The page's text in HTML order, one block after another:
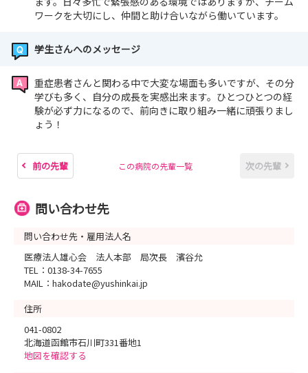
ワークを大切にし、仲間と助け合いながら働いています。
学生さんへのメッセージ
重症患者さんと関わる中で大変な場面も多いですが、その分
学びも多く、自分の成長を実感出来ます。ひとつひとつの経
験が必ず力になるので、前向きに取り組み一緒に頑張りまし
ょう！
前の先輩 この病院の先輩一覧 次の先輩
問い合わせ先
問い合わせ先・雇用法人名
医療法人雄心会 法人本部 局次長 濱谷允
TEL：0138-34-7655
MAIL：hakodate@yushinkai.jp
住所
041-0802
北海道函館市石川町331番地1
地図を確認する